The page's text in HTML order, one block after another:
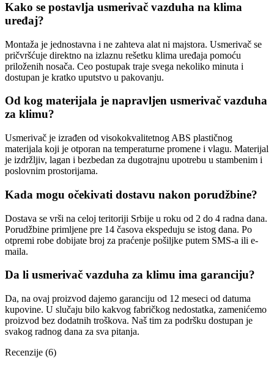
Kako se postavlja usmerivač vazduha na klima
uređaj?
Montaža je jednostavna i ne zahteva alat ni majstora. Usmerivač se
pričvršćuje direktno na izlaznu rešetku klima uređaja pomoću
priloženih nosača. Ceo postupak traje svega nekoliko minuta i
dostupan je kratko uputstvo u pakovanju.
Od kog materijala je napravljen usmerivač vazduha
za klimu?
Usmerivač je izrađen od visokokvalitetnog ABS plastičnog
materijala koji je otporan na temperaturne promene i vlagu. Materijal
je izdržljiv, lagan i bezbedan za dugotrajnu upotrebu u stambenim i
poslovnim prostorijama.
Kada mogu očekivati dostavu nakon porudžbine?
Dostava se vrši na celoj teritoriji Srbije u roku od 2 do 4 radna dana.
Porudžbine primljene pre 14 časova ekspeduju se istog dana. Po
otpremi robe dobijate broj za praćenje pošiljke putem SMS-a ili e-
maila.
Da li usmerivač vazduha za klimu ima garanciju?
Da, na ovaj proizvod dajemo garanciju od 12 meseci od datuma
kupovine. U slučaju bilo kakvog fabričkog nedostatka, zamenićemo
proizvod bez dodatnih troškova. Naš tim za podršku dostupan je
svakog radnog dana za sva pitanja.
Recenzije (6)